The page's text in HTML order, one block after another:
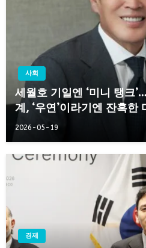
사회
세월호 기일엔 ‘미니 탱크
계, ‘우연’이라기엔 잔혹한
2026-05-19
경제